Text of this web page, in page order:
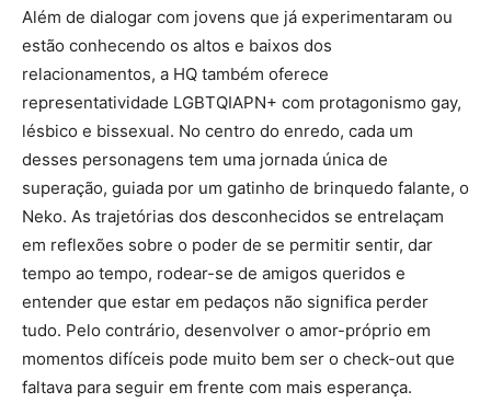
Além de dialogar com jovens que já experimentaram ou
estão conhecendo os altos e baixos dos
relacionamentos, a HQ também oferece
representatividade LGBTQIAPN+ com protagonismo gay,
lésbico e bissexual. No centro do enredo, cada um
desses personagens tem uma jornada única de
superação, guiada por um gatinho de brinquedo falante, o
Neko. As trajetórias dos desconhecidos se entrelaçam
em reflexões sobre o poder de se permitir sentir, dar
tempo ao tempo, rodear-se de amigos queridos e
entender que estar em pedaços não significa perder
tudo. Pelo contrário, desenvolver o amor-próprio em
momentos difíceis pode muito bem ser o check-out que
faltava para seguir em frente com mais esperança.